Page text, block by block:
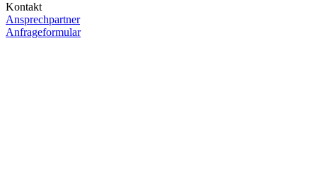
Kontakt
Ansprechpartner
Anfrageformular